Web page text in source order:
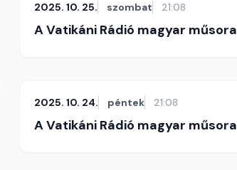
2025. 10. 25. szombat 21:08
A Vatikáni Rádió magyar műsora
2025. 10. 24. péntek 21:08
A Vatikáni Rádió magyar műsora